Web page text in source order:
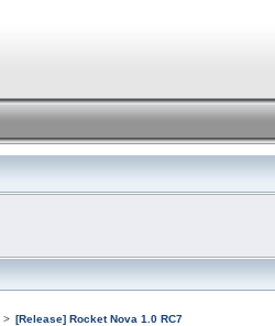
> [Release] Rocket Nova 1.0 RC7